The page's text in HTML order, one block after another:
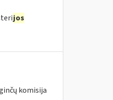
jos
komisija